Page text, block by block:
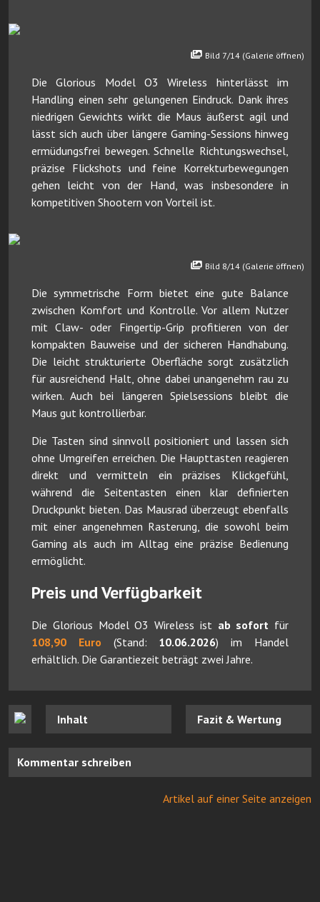
Bild 7/14 (Galerie öffnen)
Die Glorious Model O3 Wireless hinterlässt im
Handling einen sehr gelungenen Eindruck. Dank ihres
niedrigen Gewichts wirkt die Maus äußerst agil und
lässt sich auch über längere Gaming-Sessions hinweg
ermüdungsfrei bewegen. Schnelle Richtungswechsel,
präzise Flickshots und feine Korrekturbewegungen
gehen leicht von der Hand, was insbesondere in
kompetitiven Shootern von Vorteil ist.
Bild 8/14 (Galerie öffnen)
Die symmetrische Form bietet eine gute Balance
zwischen Komfort und Kontrolle. Vor allem Nutzer
mit Claw- oder Fingertip-Grip profitieren von der
kompakten Bauweise und der sicheren Handhabung.
Die leicht strukturierte Oberfläche sorgt zusätzlich
für ausreichend Halt, ohne dabei unangenehm rau zu
wirken. Auch bei längeren Spielsessions bleibt die
Maus gut kontrollierbar.
Die Tasten sind sinnvoll positioniert und lassen sich
ohne Umgreifen erreichen. Die Haupttasten reagieren
direkt und vermitteln ein präzises Klickgefühl,
während die Seitentasten einen klar definierten
Druckpunkt bieten. Das Mausrad überzeugt ebenfalls
mit einer angenehmen Rasterung, die sowohl beim
Gaming als auch im Alltag eine präzise Bedienung
ermöglicht.
Preis und Verfügbarkeit
Die Glorious Model O3 Wireless ist ab sofort für
108,90 Euro (Stand: 10.06.2026) im Handel
erhältlich. Die Garantiezeit beträgt zwei Jahre.
Inhalt Fazit & Wertung
Kommentar schreiben
Artikel auf einer Seite anzeigen